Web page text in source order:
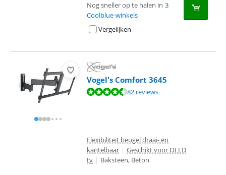
Nog sneller op te halen in 3
Coolblue-winkels
Vergelijken
Vogel's Comfort 3645
Beoordeling is 9,1 van de 10, gebaseerd op 82 reviews.
82 reviews
Flexibiliteit beugel draai- en
kantelbaar | Geschikt voor OLED
tv | Baksteen, Beton